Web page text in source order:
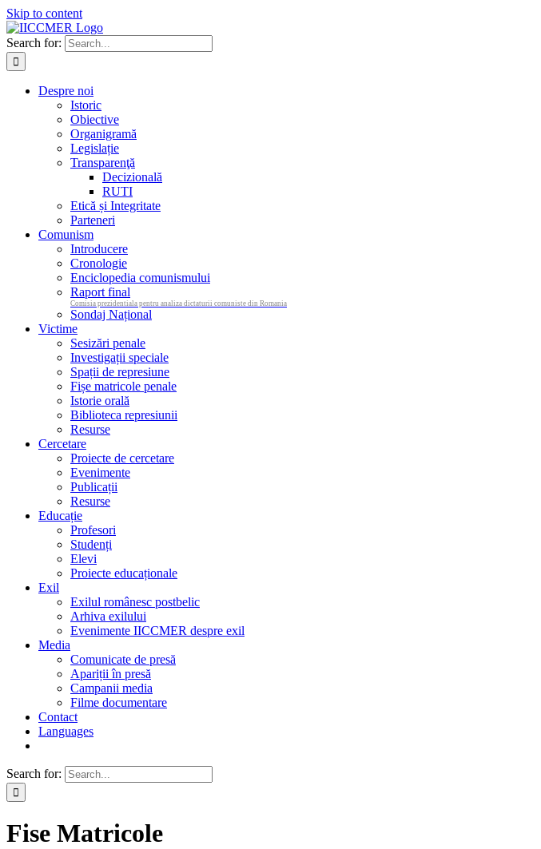
Skip to content
Search for:
Despre noi
Istoric
Obiective
Organigramă
Legislație
Transparenţă
Decizională
RUTI
Etică și Integritate
Parteneri
Comunism
Introducere
Cronologie
Enciclopedia comunismului
Raport final
Comisia prezidentiala pentru analiza dictaturii comuniste din Romania
Sondaj Național
Victime
Sesizări penale
Investigații speciale
Spații de represiune
Fișe matricole penale
Istorie orală
Biblioteca represiunii
Resurse
Cercetare
Proiecte de cercetare
Evenimente
Publicații
Resurse
Educație
Profesori
Studenți
Elevi
Proiecte educaționale
Exil
Exilul românesc postbelic
Arhiva exilului
Evenimente IICCMER despre exil
Media
Comunicate de presă
Apariții în presă
Campanii media
Filme documentare
Contact
Languages
Search for:
Fise Matricole